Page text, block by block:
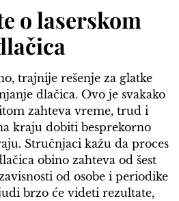
o laserskom
trajnije rešenje za glatke
dlačica. Ovo je svakako
zahteva vreme, trud i
kraju dobiti besprekorno
Stručnjaci kažu da proces
obino zahteva od šest
od osobe i periodike
brzo će videti rezultate,